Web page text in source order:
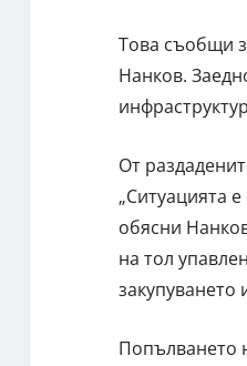
Това съобщи
Нанков.
От
„Ситуацията
обясни
на тол
Попълването